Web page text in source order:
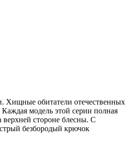
Хищные обитатели отечественных
модель этой серии полная
верхней стороне блесны. С
безбородый крючок